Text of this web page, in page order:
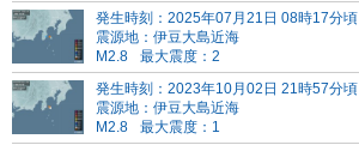
発生時刻：2025年07月21日 08時17分頃
震源地：伊豆大島近海
M2.8
最大震度：2
発生時刻：2023年10月02日 21時57分頃
震源地：伊豆大島近海
M2.8
最大震度：1